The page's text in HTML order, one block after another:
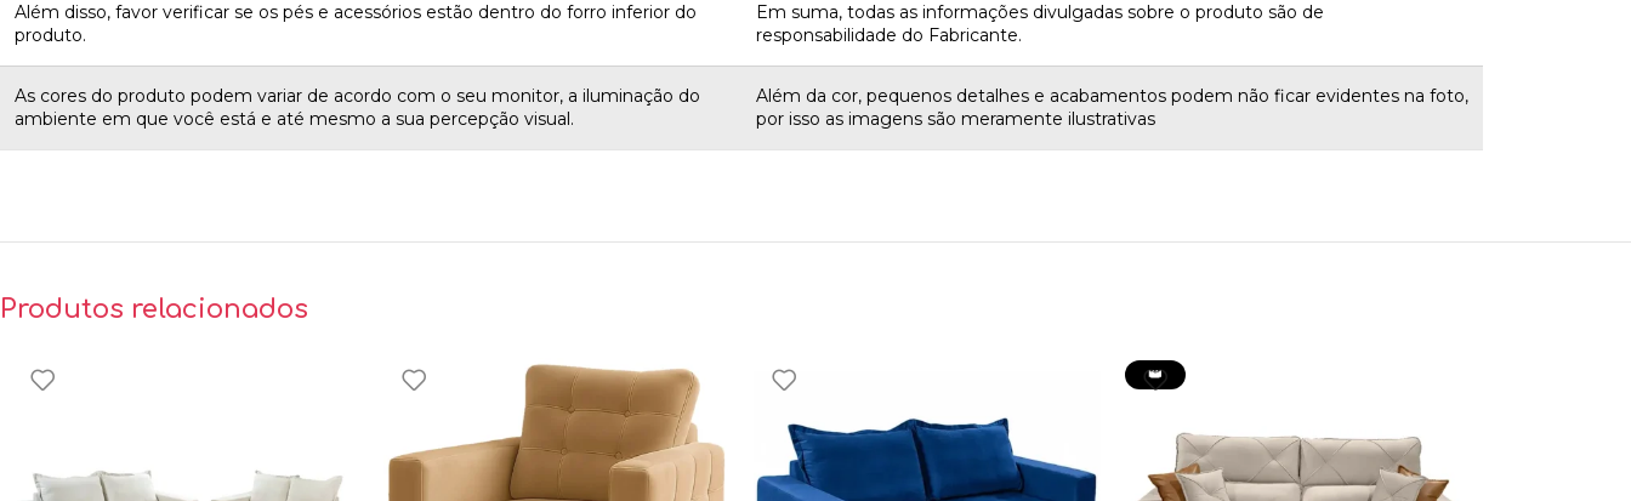
Além disso, favor verificar se os pés e acessórios estão dentro do forro inferior do
produto.
Em suma, todas as informações divulgadas sobre o produto são de
responsabilidade do Fabricante.
As cores do produto podem variar de acordo com o seu monitor, a iluminação do
ambiente em que você está e até mesmo a sua percepção visual.
Além da cor, pequenos detalhes e acabamentos podem não ficar evidentes na foto,
por isso as imagens são meramente ilustrativas
Produtos relacionados
👑